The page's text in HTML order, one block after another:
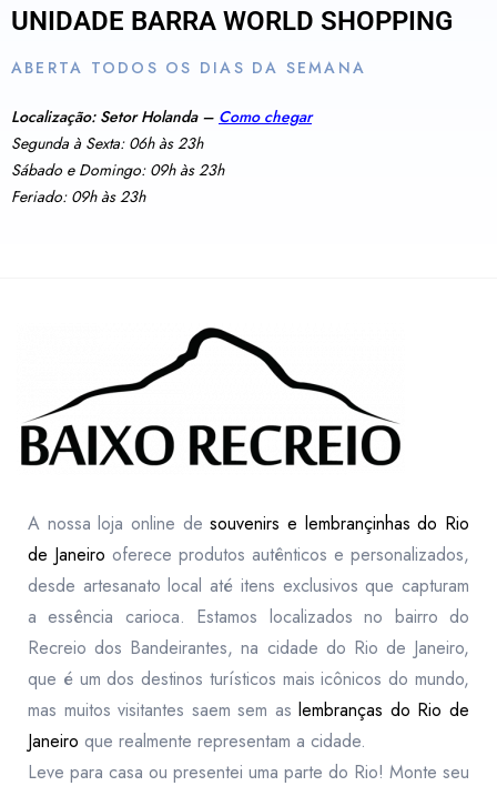
UNIDADE BARRA WORLD SHOPPING
ABERTA TODOS OS DIAS DA SEMANA
Localização: Setor Holanda – Como chegar
Segunda à Sexta: 06h às 23h
Sábado e Domingo: 09h às 23h
Feriado: 09h às 23h
A nossa loja online desouvenirs e lembrançinhas do Rio
de Janeiro oferece produtos autênticos e personalizados,
desde artesanato local até itens exclusivos que capturam
a essência carioca. Estamos localizados no bairro do
Recreio dos Bandeirantes, na cidade do Rio de Janeiro,
que é um dos destinos turísticos mais icônicos do mundo,
mas muitos visitantes saem sem aslembranças do Rio de
Janeiro que realmente representam a cidade.
Leve para casa ou presentei uma parte do Rio! Monte seu